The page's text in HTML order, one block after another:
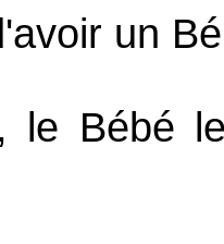
un
le Bébé